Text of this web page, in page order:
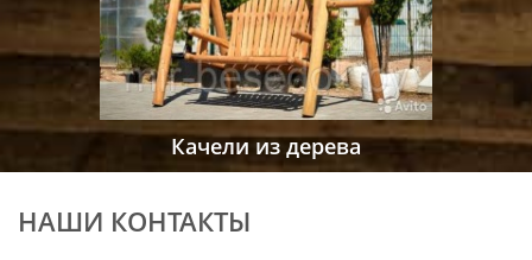
Качели из дерева
НАШИ КОНТАКТЫ